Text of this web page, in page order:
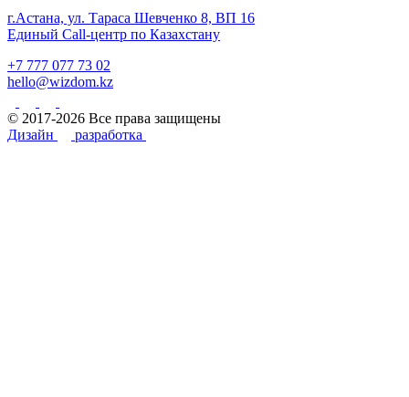
г.Астана, ул. Тараса Шевченко 8, ВП 16
Единый Call-центр по Казахстану
+7 777 077 73 02
hello@wizdom.kz
© 2017-2026 Все права защищены
Дизайн
разработка